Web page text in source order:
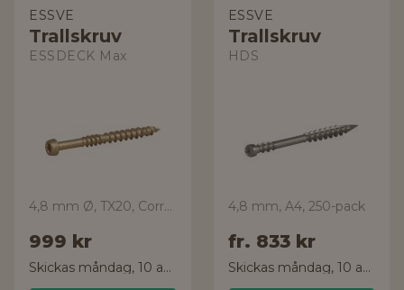
ESSVE
Trallskruv
ESSDECK Max
4,8 mm Ø, TX20, CorrSeal
999 kr
Skickas måndag, 10 aug.
ESSVE
Trallskruv
HDS
4,8 mm, A4, 250-pack
fr. 833 kr
Skickas måndag, 10 aug.